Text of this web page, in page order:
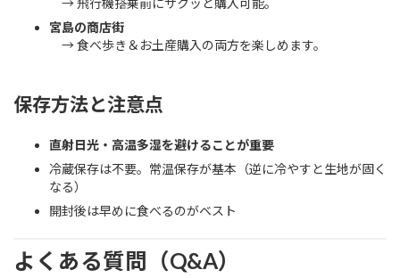
宮島の商店街
→ 食べ歩き＆お土産購入の両方を楽しめます。
保存方法と注意点
直射日光・高温多湿を避けることが重要
冷蔵保存は不要。常温保存が基本（逆に冷やすと生地が固く
なる）
開封後は早めに食べるのがベスト
よくある質問（Q&A）